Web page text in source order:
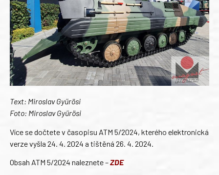
Text: Miroslav Gyűrösi
Foto: Miroslav Gyűrösi
Více se dočtete v časopisu ATM 5/2024, kterého elektronická
verze vyšla 24. 4. 2024 a tištěná 26. 4. 2024.
Obsah ATM 5/2024 naleznete –ZDE